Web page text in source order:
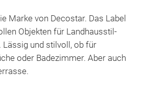
Marke von Decostar. Das Label
Objekten für Landhausstil-
Lässig und stilvoll, ob für
oder Badezimmer. Aber auch